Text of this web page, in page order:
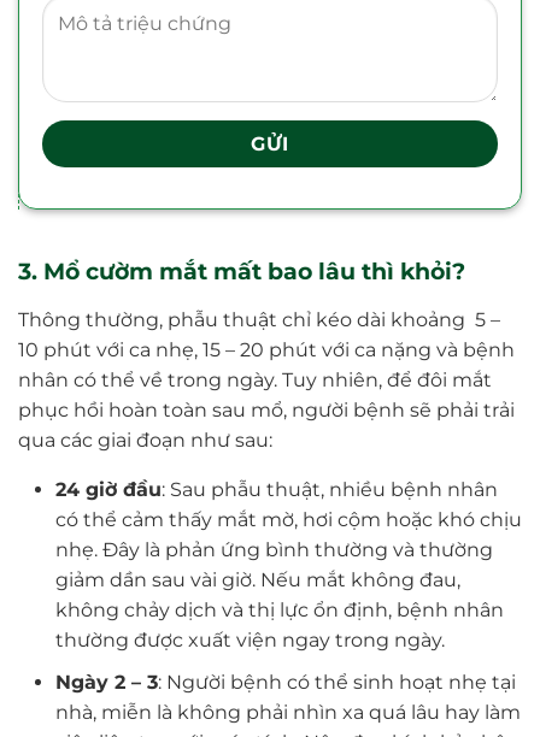
3. Mổ cườm mắt mất bao lâu thì khỏi?
Thông thường, phẫu thuật chỉ kéo dài khoảng 5 –
10 phút với ca nhẹ, 15 – 20 phút với ca nặng và bệnh
nhân có thể về trong ngày. Tuy nhiên, để đôi mắt
phục hồi hoàn toàn sau mổ, người bệnh sẽ phải trải
qua các giai đoạn như sau:
24 giờ đầu: Sau phẫu thuật, nhiều bệnh nhân
có thể cảm thấy mắt mờ, hơi cộm hoặc khó chịu
nhẹ. Đây là phản ứng bình thường và thường
giảm dần sau vài giờ. Nếu mắt không đau,
không chảy dịch và thị lực ổn định, bệnh nhân
thường được xuất viện ngay trong ngày.
Ngày 2 – 3: Người bệnh có thể sinh hoạt nhẹ tại
nhà, miễn là không phải nhìn xa quá lâu hay làm